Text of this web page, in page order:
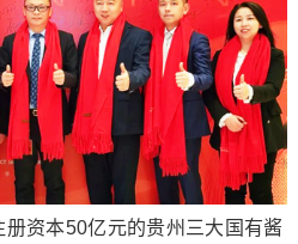
资本50亿元的贵州三大国有酱